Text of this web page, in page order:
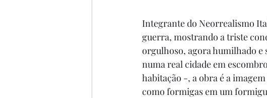
Integrante do Neorrealismo
guerra, mostrando a triste
orgulhoso, agora humilhado e
numa real cidade em
habitação -, a obra é a
como formigas em um